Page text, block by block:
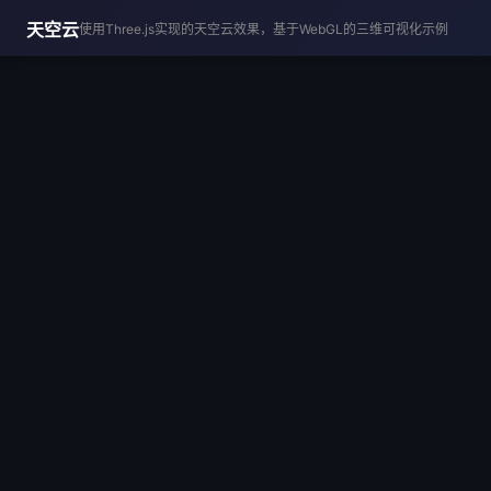
天空云使用Three.js实现的天空云效果，基于WebGL的三维可视化示例